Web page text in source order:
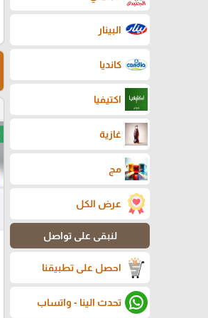
البينار
كانديا
اكتيفيا
غازية
مج
عرض الكل
لنبقى على تواصل
احصل على تطبيقنا
تحدث الينا - واتساب